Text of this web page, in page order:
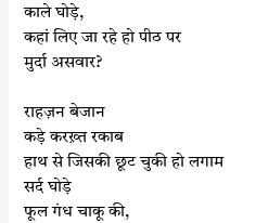
काले घोड़े,
कहां लिए जा रहे हो पीठ पर
मुर्दा असवार?
राहज़न बेजान
कड़े करख़्त रकाब
हाथ से जिसकी छूट चुकी हो लगाम
सर्द घोड़े
फूल गंध चाकू की,